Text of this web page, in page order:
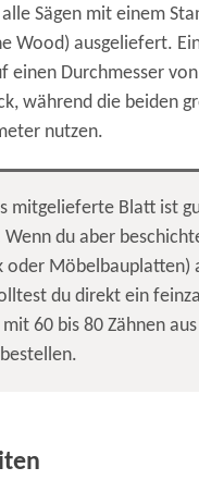
Sägen mit einem
Wood) ausgeliefert.
einen Durchmesser
während die beiden
nutzen.
mitgelieferte Blatt ist
Wenn du aber
oder Möbelbauplatten)
du direkt ein
60 bis 80 Zähnen